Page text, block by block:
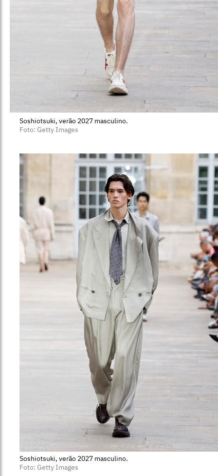
Soshiotsuki, verão 2027 masculino.
Foto: Getty Images
Soshiotsuki, verão 2027 masculino.
Foto: Getty Images